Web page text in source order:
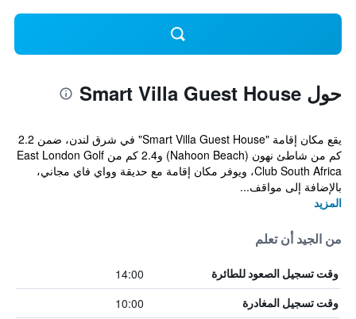
حول Smart Villa Guest House
يقع مكان إقامة "Smart Villa Guest House" في شرق لندن، ضمن 2.2
كم من شاطئ نهون (Nahoon Beach) و2.4 كم من East London Golf
Club South Africa، ويوفر مكان إقامة مع حديقة وواي فاي مجاني،
بالإضافة إلى مواقف...
المزيد
من الجيد أن تعلم
وقت تسجيل الصعود للطائرة 14:00
وقت تسجيل المغادرة 10:00